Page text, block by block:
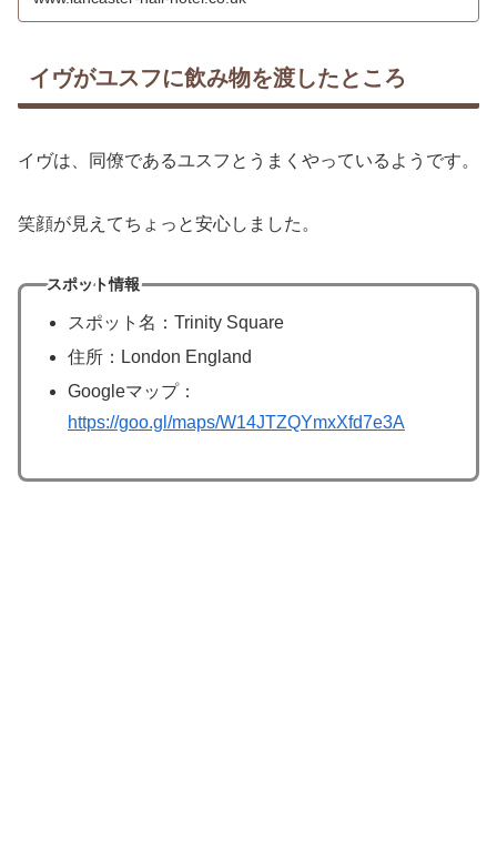
イヴがユスフに飲み物を渡したところ
イヴは、同僚であるユスフとうまくやっているようです。
笑顔が見えてちょっと安心しました。
スポット情報
スポット名：Trinity Square
住所：London England
Googleマップ：
https://goo.gl/maps/W14JTZQYmxXfd7e3A